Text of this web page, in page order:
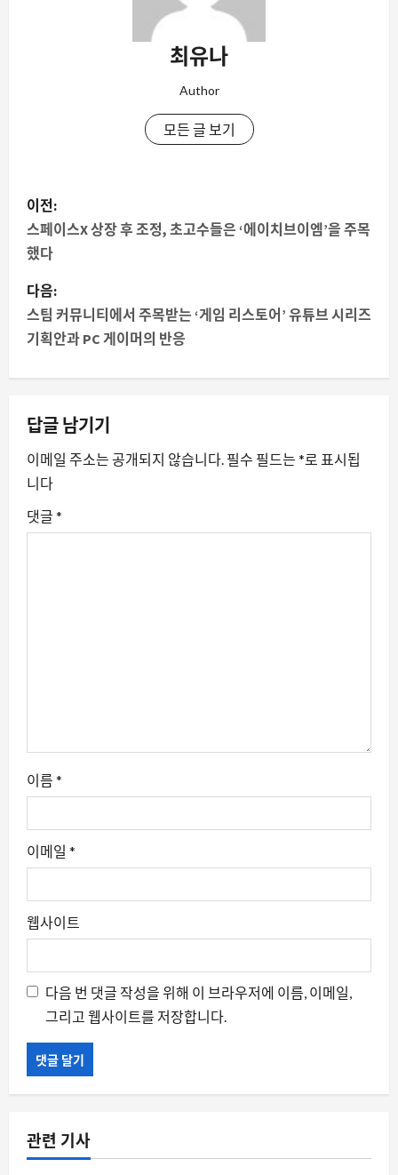
최유나
Author
모든 글 보기
게
시
내
비
게
이
션
이전:
스페이스X 상장 후 조정, 초고수들은 ‘에이치브이엠’을 주목
했다
다음:
스팀 커뮤니티에서 주목받는 ‘게임 리스토어’ 유튜브 시리즈
기획안과 PC 게이머의 반응
답글 남기기
이메일 주소는 공개되지 않습니다. 필수 필드는 *로 표시됩
니다
댓글 *
이름 *
이메일 *
웹사이트
다음 번 댓글 작성을 위해 이 브라우저에 이름, 이메일,
그리고 웹사이트를 저장합니다.
관련 기사